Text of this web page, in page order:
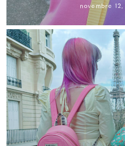
novembre 12,